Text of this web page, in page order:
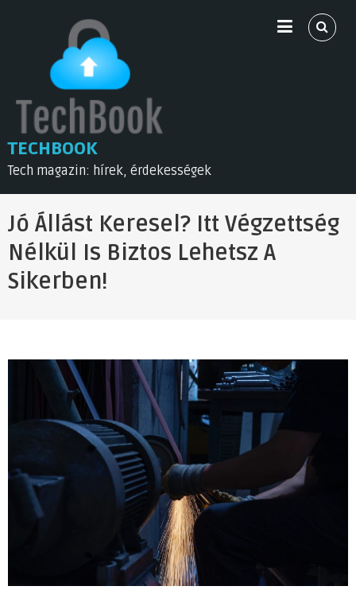
TECHBOOK
Tech magazin: hírek, érdekességek
Jó Állást Keresel? Itt Végzettség
Nélkül Is Biztos Lehetsz A
Sikerben!